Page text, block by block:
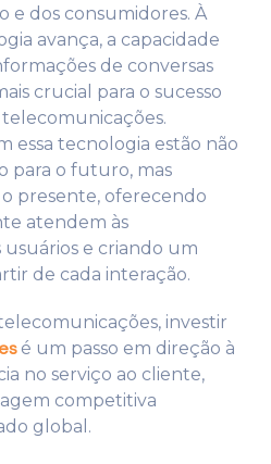
e dos consumidores. À
avança, a capacidade
de conversas
crucial para o sucesso
essa tecnologia estão não
para o futuro, mas
presente, oferecendo
atendem às
usuários e criando um
de cada interação.
investir
é um passo em direção à
no serviço ao cliente,
competitiva
global.